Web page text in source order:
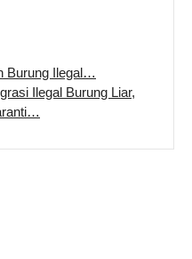
Burung Ilegal…
Ilegal Burung Liar,